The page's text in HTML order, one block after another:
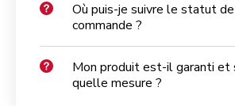
Où puis-je suivre le statut
commande ?
Mon produit est-il garanti et
quelle mesure ?